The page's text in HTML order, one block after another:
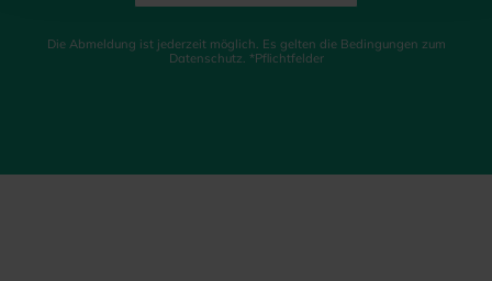
Die Abmeldung ist jederzeit möglich. Es gelten die Bedingungen zum
Datenschutz. *Pflichtfelder